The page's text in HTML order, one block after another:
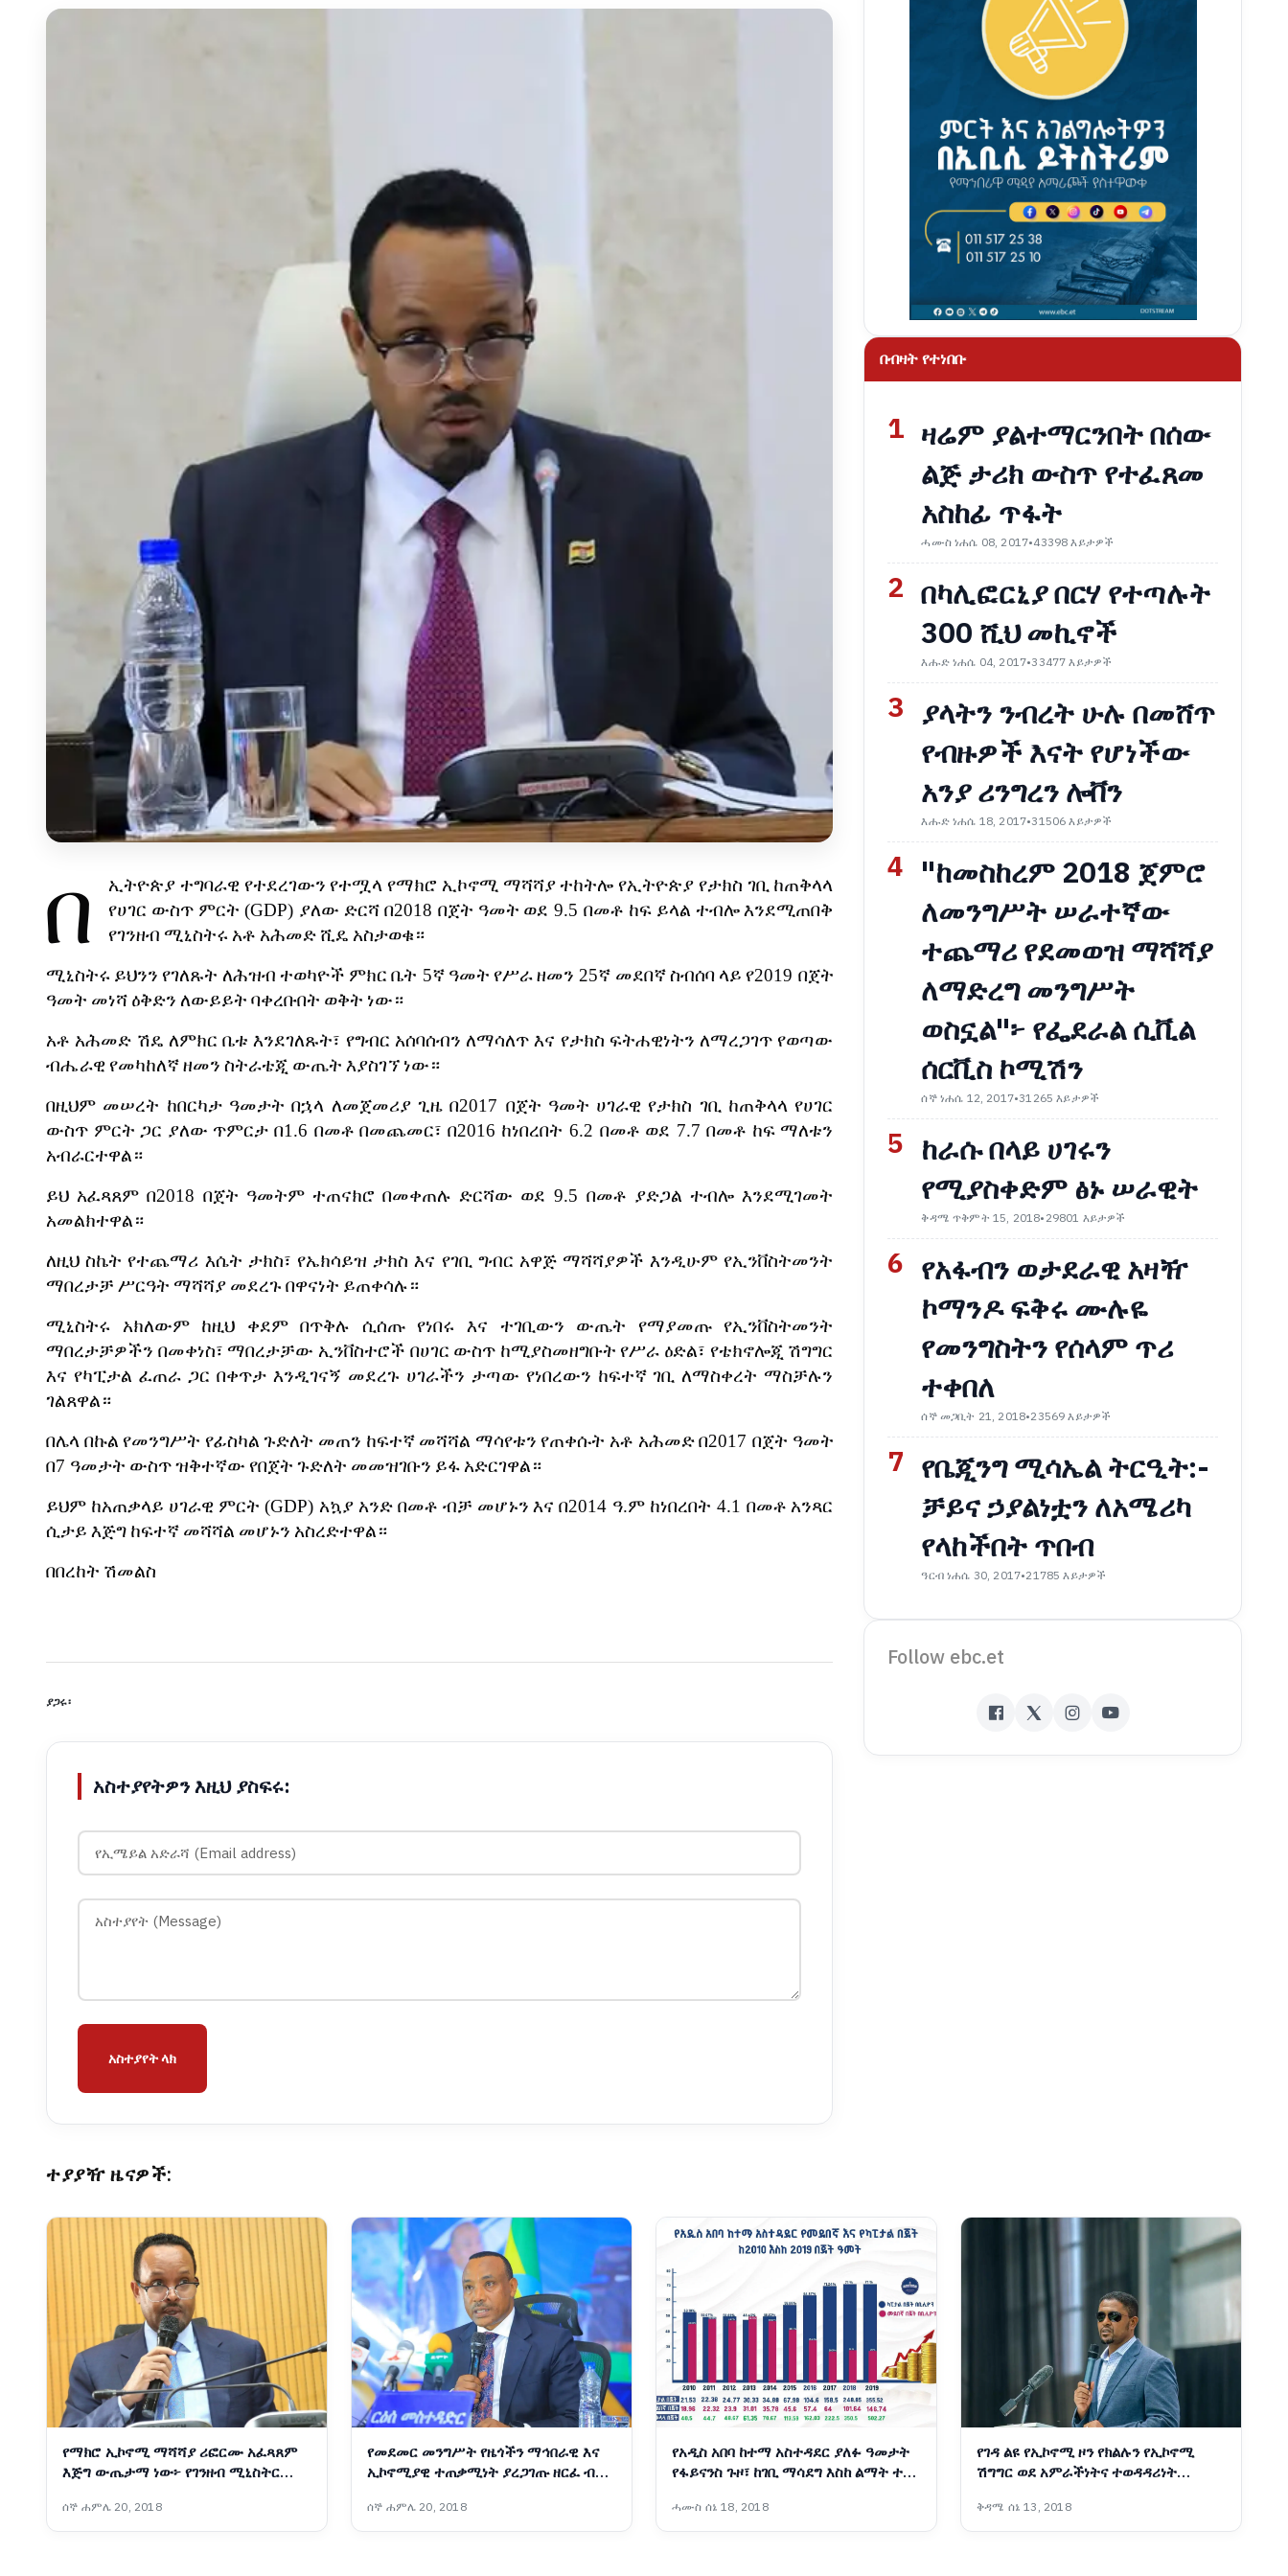
በ ኢትዮጵያ ተግባራዊ የተደረገውን የተሟላ የማክሮ ኢኮኖሚ ማሻሻያ ተከትሎ የኢትዮጵያ የታክስ ገቢ ከጠቅላላ
የሀገር ውስጥ ምርት (GDP) ያለው ድርሻ በ2018 በጀት ዓመት ወደ 9.5በመቶ ከፍ ይላል ተብሎ እንደሚጠበቅ
የገንዘብ ሚኒስትሩ አቶ አሕመድ ሺዴ አስታወቁ።
ሚኒስትሩ ይህንን የገለጹት ለሕዝብ ተወካዮች ምክር ቤት 5ኛ ዓመት የሥራ ዘመን 25ኛ መደበኛ ስብሰባ ላይ የ2019 በጀት
ዓመት መነሻ ዕቅድን ለውይይት ባቀረቡበት ወቅት ነው።
አቶ አሕመድ ሽዴ ለምክር ቤቱ እንደገለጹት፣ የግብር አሰባሰብን ለማሳለጥ እና የታክስ ፍትሐዊነትን ለማረጋገጥ የወጣው
ብሔራዊ የመካከለኛዘመን ስትራቴጂ ውጤት እያስገኘ ነው።
በዚህም መሠረት ከበርካታ ዓመታት በኋላ ለመጀመሪያ ጊዜ በ2017 በጀት ዓመት ሀገራዊ የታክስ ገቢ ከጠቅላላ የሀገር
ውስጥ ምርት ጋር ያለው ጥምርታ በ1.6 በመቶ በመጨመር፣ በ2016 ከነበረበት 6.2 በመቶ ወደ 7.7በመቶ ከፍ ማለቱን
አብራርተዋል።
ይህ አፈጻጸም በ2018በጀት ዓመትም ተጠናክሮ በመቀጠሉ ድርሻው ወደ 9.5በመቶ ያድጋል ተብሎ እንደሚገመት
አመልክተዋል።
ለዚህ ስኬት የተጨማሪ እሴት ታክስ፣ የኤክሳይዝ ታክስ እና የገቢ ግብር አዋጅ ማሻሻያዎች እንዲሁም የኢንቨስትመንት
ማበረታቻ ሥርዓት ማሻሻያ መደረጉ በዋናነት ይጠቀሳሉ።
ሚኒስትሩ
አክለውም ከዚህ ቀደም በጥቅሉ ሲሰጡ የነበሩ እና ተገቢውን ውጤት የማያመጡ
የኢንቨስትመንት
ማበረታቻዎችን በመቀነስ፣ ማበረታቻው ኢንቨስተሮች በሀገር ውስጥ ከሚያስመዘግቡት የሥራ ዕድል፣ የቴክኖሎጂ ሽግግር
እና የካፒታል ፈጠራ ጋር በቀጥታ እንዲገናኝ መደረጉ ሀገራችን ታጣው የነበረውን ከፍተኛ ገቢ ለማስቀረት ማስቻሉን
ገልጸዋል።
በሌላ በኩል የመንግሥት የፊስካል ጉድለት መጠን ከፍተኛ መሻሻል ማሳየቱን የጠቀሱት አቶ አሕመድ በ2017 በጀት ዓመት
በ7 ዓመታት ውስጥዝቅተኛው የበጀት ጉድለት መመዝገቡን ይፋ አድርገዋል።
ይህም ከአጠቃላይ ሀገራዊ ምርት (GDP) አኳያ አንድ በመቶ ብቻ መሆኑን እና በ2014 ዓ.ም ከነበረበት 4.1 በመቶ አንጻር
ሲታይ እጅግ ከፍተኛ መሻሻል መሆኑን አስረድተዋል።
በበረከት ሽመልስ
ያጋሩ፡
አስተያየትዎን እዚህ ያስፍሩ:
አስተያየት ላክ
በብዛት የተነበቡ
1 ዛሬም ያልተማርንበት በሰው
ልጅ ታሪክ ውስጥ የተፈጸመ
አስከፊ ጥፋት
ሓሙስ ነሐሴ 08, 2017•43398 እይታዎች
2 በካሊፎርኒያ በርሃ የተጣሉት
300 ሺህ መኪኖች
እሑድ ነሐሴ 04, 2017•33477 እይታዎች
3 ያላትን ንብረት ሁሉ በመሸጥ
የብዙዎች እናት የሆነችው
አንያ ሪንግረን ሎቨን
እሑድ ነሐሴ 18, 2017•31506 እይታዎች
4 "ከመስከረም 2018 ጀምሮ
ለመንግሥት ሠራተኛው
ተጨማሪ የደመወዝ ማሻሻያ
ለማድረግ መንግሥት
ወስኗል"፦ የፌደራል ሲቪል
ሰርቪስ ኮሚሽን
ሰኞ ነሐሴ 12, 2017•31265 እይታዎች
5 ከራሱ በላይ ሀገሩን
የሚያስቀድም ፅኑ ሠራዊት
ቅዳሜ ጥቅምት 15, 2018•29801 እይታዎች
6 የአፋብን ወታደራዊ አዛዥ
ኮማንዶ ፍቅሩ ሙሉዬ
የመንግስትን የሰላም ጥሪ
ተቀበለ
ሰኞ መጋቢት 21, 2018•23569 እይታዎች
7 የቤጂንግ ሚሳኤል ትርዒት:-
ቻይና ኃያልነቷን ለአሜሪካ
የላከችበት ጥበብ
ዓርብ ነሐሴ 30, 2017•21785 እይታዎች
Follow ebc.et
ተያያዥ ዜናዎች:
የማክሮ ኢኮኖሚ ማሻሻያ ሪፎርሙ አፈጻጸም
እጅግ ውጤታማ ነው፦ የገንዘብ ሚኒስትር
ሰኞ ሐምሌ 20, 2018
የመደመር መንግሥት የዜጎችን ማኅበራዊ እና
ኢኮኖሚያዊ ተጠቃሚነት ያረጋገጡ ዘርፈ ብዙ
መስተዳድር ኢንጂነር ነጋሽ ዋጌሾ (ዶ/ር)
ሰኞ ሐምሌ 20, 2018
የአዲስ አበባ ከተማ አስተዳደር ያለፉ ዓመታት
የፋይናንስ ጉዞ፣ ከገቢ ማሳደግ እስከ ልማት ተኮር
ሓሙስ ሰኔ 18, 2018
የገዳ ልዩ የኢኮኖሚ ዞን የክልሉን የኢኮኖሚ
ሽግግር ወደ አምራችነትና ተወዳዳሪነት
መስተዳድር ሽመልስ አብዲሳ
ቅዳሜ ሰኔ 13, 2018